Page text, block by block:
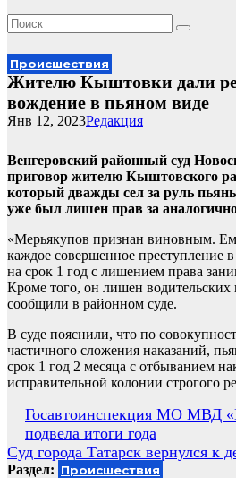
Происшествия
Жителю Кыштовки дали
вождение в пьяном виде
Редакция
Янв 12, 2023
Венгеровский районный суд
приговор жителю Кыштовского
который дважды сел за руль
уже был лишен прав за
«Мерьякупов признан виновным.
каждое совершенное преступление
на срок 1 год с лишением права
Кроме того, он лишен
сообщили в районном суде.
В суде пояснили, что по
частичного сложения наказаний,
срок 1 год 2 месяца с отбыванием
исправительной колонии строгого
Навигация
по
записям
Госавтоинспекция МО МВД
подвела итоги года
Суд города Татарск вернулся к
Раздел: Происшествия